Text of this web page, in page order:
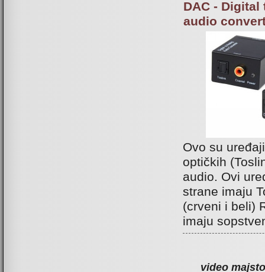
DAC - Digital
audio
Ovo su
optičkih
audio. Ovi
strane imaju
(crveni i beli)
imaju
video